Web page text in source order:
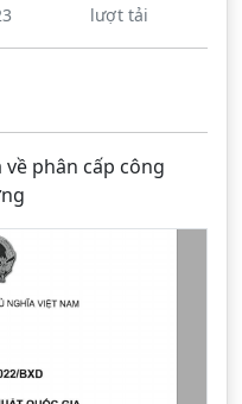
lượt tải
phân cấp công